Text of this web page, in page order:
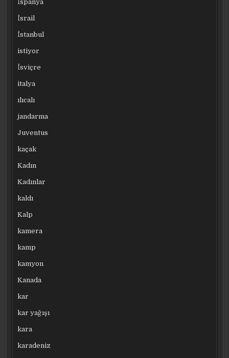
İspanya
İsrail
İstanbul
istiyor
İsviçre
italya
ılıcalı
jandarma
Juventus
kaçak
Kadın
Kadınlar
kaldı
Kalp
kamera
kamp
kamyon
Kanada
kar
kar yağışı
kara
karadeniz